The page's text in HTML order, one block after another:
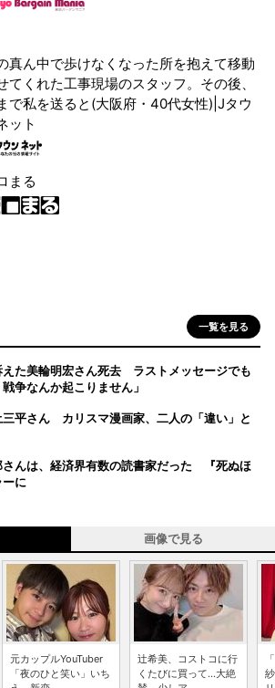
真ん中で歩けなくなった所を抱えて移動
てくれた工事現場のスタッフ。その後、
で私を送ると(大阪府・40代女性)|Jタウ
ット
まる
一覧を見る
えた美輪明宏さん死去 ラストメッセージでも
争なんか起こりません」
三平さん カリスマ漫画家、二人の「違い」と
さんは、経済界有数の読書家だった 『死ぬほ
に
画像で見る
元カップルYouTuber
「夜のひと笑い」いち
辻希美、コストコに行
くたびに買って...大絶